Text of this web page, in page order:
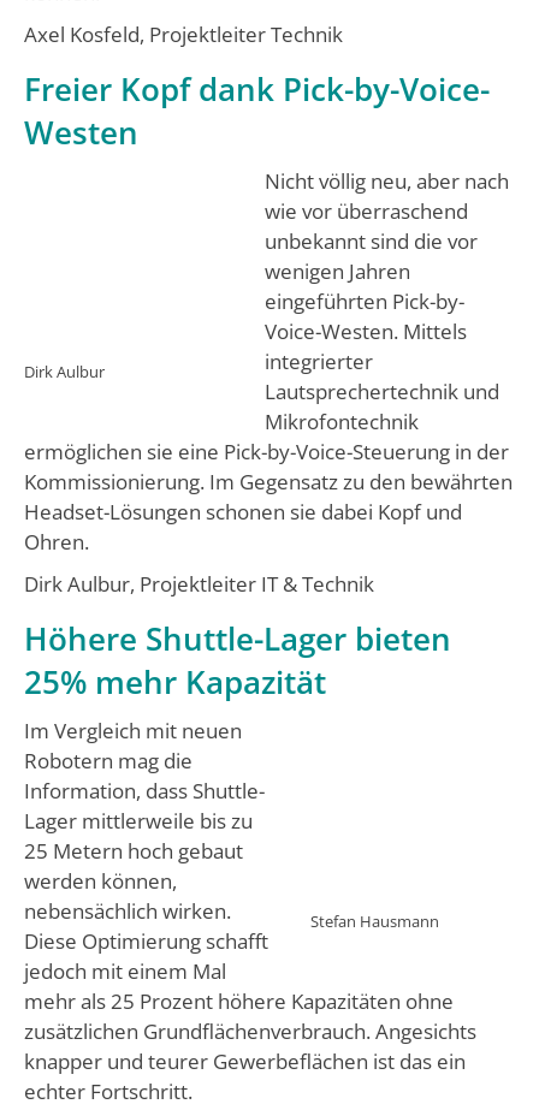
Axel Kosfeld, Projektleiter Technik
Freier Kopf dank Pick-by-Voice-
Westen
Dirk Aulbur
Nicht völlig neu, aber nach
wie vor überraschend
unbekannt sind die vor
wenigen Jahren
eingeführten Pick-by-
Voice-Westen. Mittels
integrierter
Lautsprechertechnik und
Mikrofontechnik
ermöglichen sie eine Pick-by-Voice-Steuerung in der
Kommissionierung. Im Gegensatz zu den bewährten
Headset-Lösungen schonen sie dabei Kopf und
Ohren.
Dirk Aulbur, Projektleiter IT & Technik
Höhere Shuttle-Lager bieten
25% mehr Kapazität
Stefan Hausmann
Im Vergleich mit neuen
Robotern mag die
Information, dass Shuttle-
Lager mittlerweile bis zu
25 Metern hoch gebaut
werden können,
nebensächlich wirken.
Diese Optimierung schafft
jedoch mit einem Mal
mehr als 25 Prozent höhere Kapazitäten ohne
zusätzlichen Grundflächenverbrauch. Angesichts
knapper und teurer Gewerbeflächen ist das ein
echter Fortschritt.